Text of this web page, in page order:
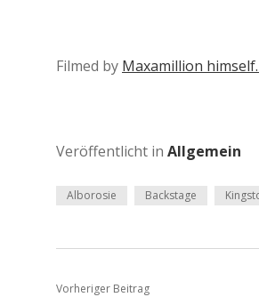
Filmed by Maxamillion
Veröffentlicht in Allgemein
Alborosie Backstage
Vorheriger Beitrag